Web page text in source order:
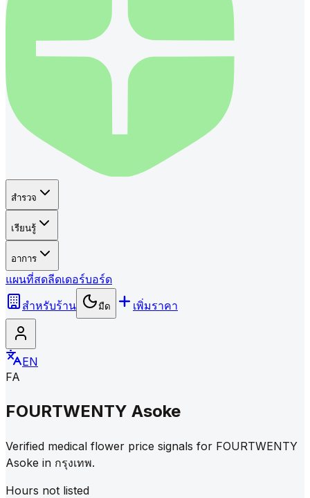
สำรวจ
เรียนรู้
อาการ
แผนที่สดลีดเดอร์บอร์ด
สำหรับร้าน
มืด เพิ่มราคา
EN
FA
FOURTWENTY Asoke
Verified medical flower price signals for FOURTWENTY
Asoke in กรุงเทพ.
Hours not listed